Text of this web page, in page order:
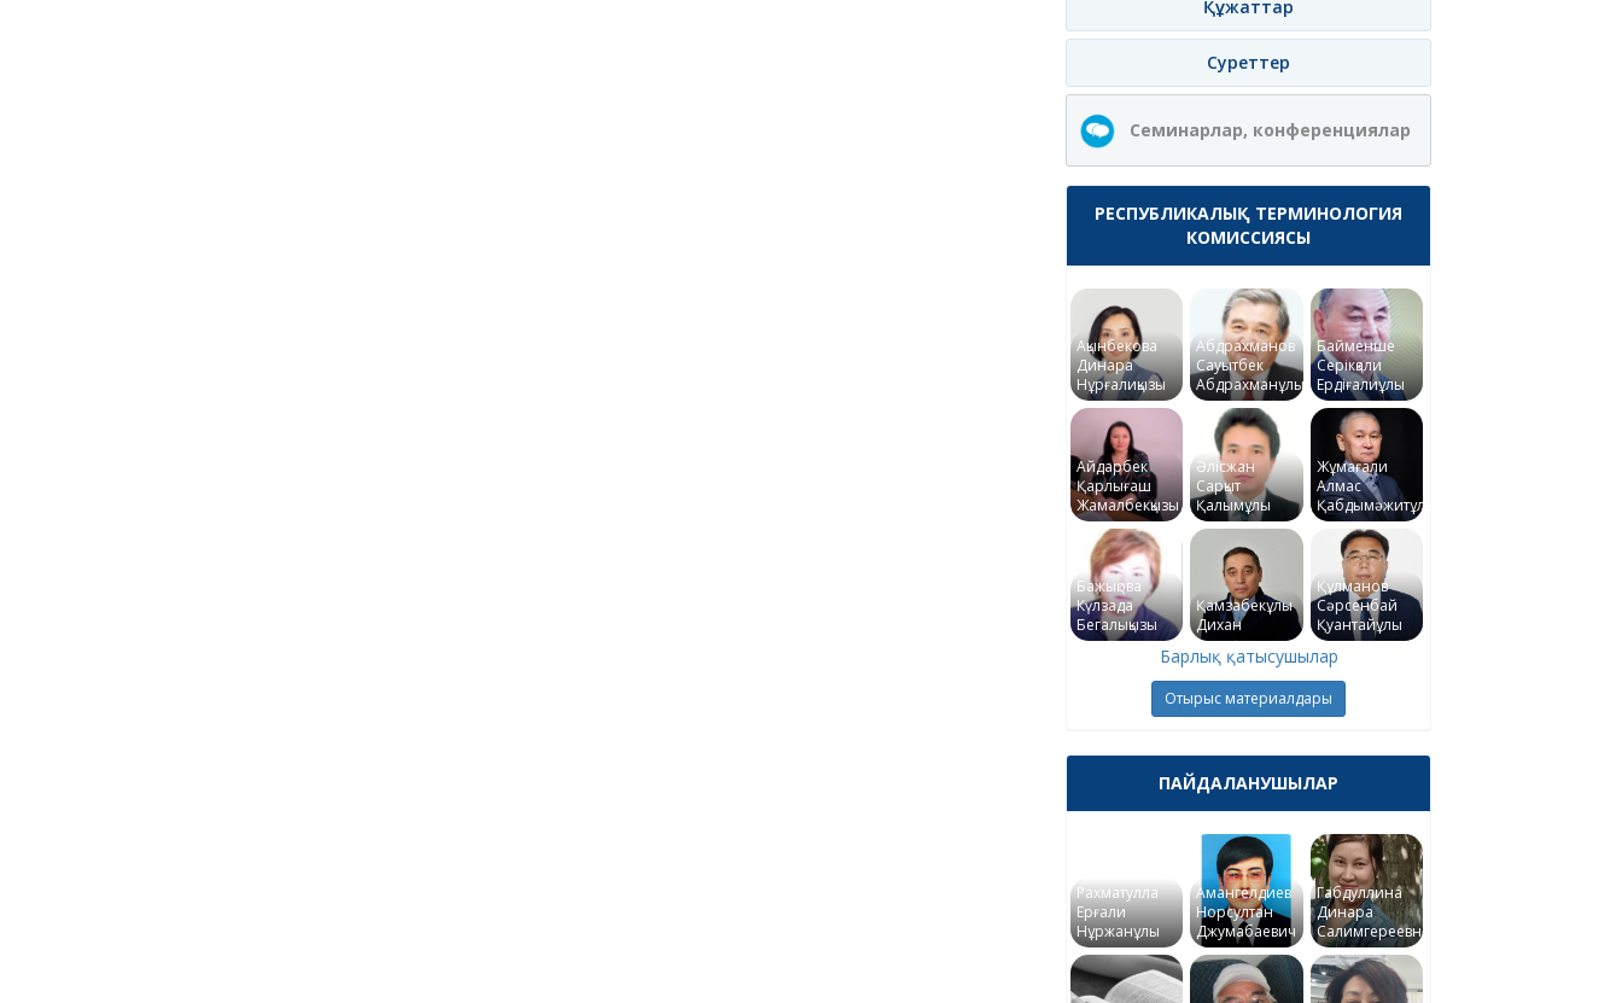
Құжаттар
Суреттер
Семинарлар, конференциялар
РЕСПУБЛИКАЛЫҚ ТЕРМИНОЛОГИЯ
КОМИССИЯСЫ
Ақынбекова
Динара
Нұрғалиқызы
Абдрахманов
Сауытбек
Абдрахманұлы
Байменше
Серікқали
Ердіғалиұлы
Айдарбек
Қарлығаш
Жамалбекқызы
Әлісжан
Сарқыт
Қалымұлы
Жұмағали
Алмас
Қабдымәжитұлы
Бажықова
Күлзада
Бегалықызы
Қамзабекұлы
Дихан
Құлманов
Сәрсенбай
Қуантайұлы
Барлық қатысушылар
Отырыс материалдары
ПАЙДАЛАНУШЫЛАР
Рахматулла
Ерғали
Нұржанұлы
Амангелдиев
Норсултан
Джумабаевич
Габдуллина
Динара
Салимгереевна